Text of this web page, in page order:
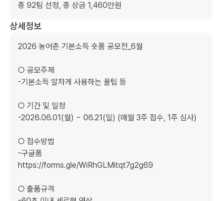
총 92팀 선정, 총 상금 1,460만원
상세정보
2026 농어촌 기본소득 숏폼 공모전_6월
○ 공모주제
-기본소득 알차게 사용하는 꿀팁 등
○ 기간 및 일정
-2026.06.01(월) ~ 06.21(일) (매월 3주 접수, 1주 심사)
○ 접수방법
-구글폼
https://forms.gle/WiRhGLMitqt7g2g69
○ 출품규격